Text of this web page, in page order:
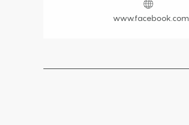
www.facebook.com